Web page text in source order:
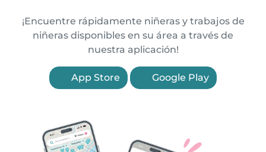
¡Encuentre rápidamente niñeras y trabajos de
niñeras disponibles en su área a través de
nuestra aplicación!
App Store Google Play